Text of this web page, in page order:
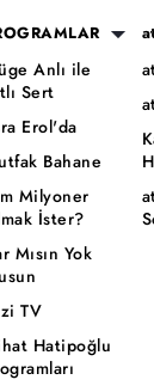
Anlı ile
Sert
Erol'da
Bahane
Milyoner
İster?
Mısın Yok
TV
Hatipoğlu